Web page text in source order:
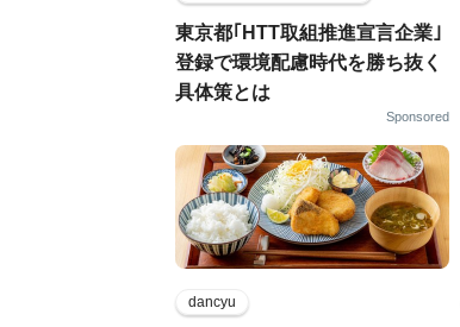
東京都｢HTT取組推進宣言企業｣
登録で環境配慮時代を勝ち抜く
具体策とは
Sponsored
dancyu